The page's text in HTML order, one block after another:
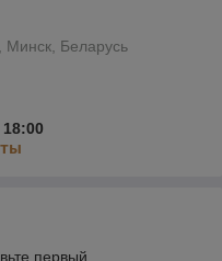
Минск, Беларусь
первый